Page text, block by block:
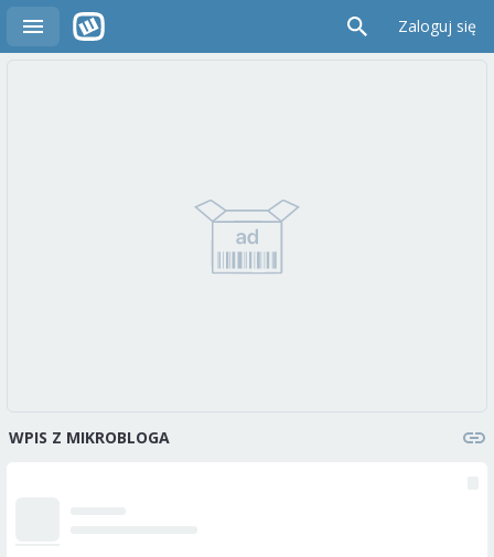
Zaloguj się
WPIS Z MIKROBLOGA